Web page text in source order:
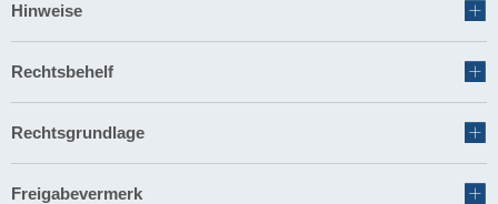
Hinweise
Rechtsbehelf
Rechtsgrundlage
Freigabevermerk